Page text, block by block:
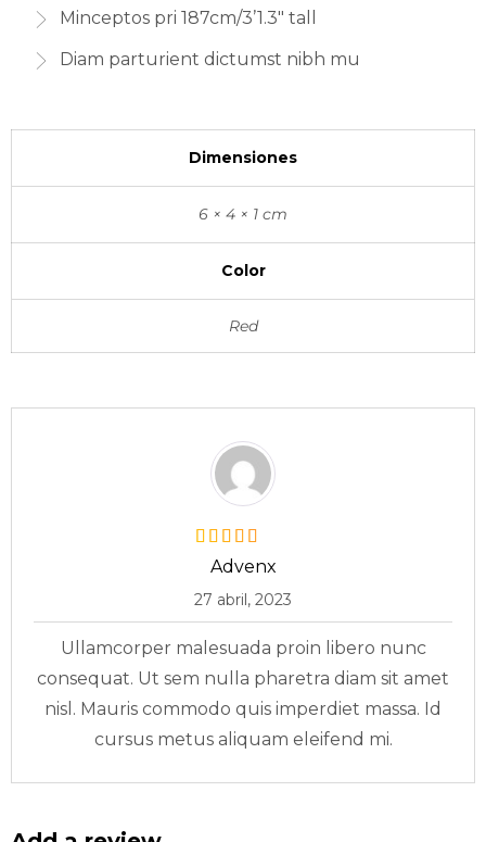
Minceptos pri 187cm/3’1.3″ tall
Diam parturient dictumst nibh mu
Dimensiones
6 × 4 × 1 cm
Color
Red
Advenx
27 abril, 2023
Ullamcorper malesuada proin libero nunc
consequat. Ut sem nulla pharetra diam sit amet
nisl. Mauris commodo quis imperdiet massa. Id
cursus metus aliquam eleifend mi.